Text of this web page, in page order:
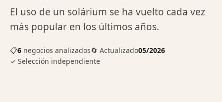
El uso de un solárium se ha vuelto cada vez
más popular en los últimos años.
📋6 negocios analizados🔄 Actualizado05/2026
✓ Selección independiente